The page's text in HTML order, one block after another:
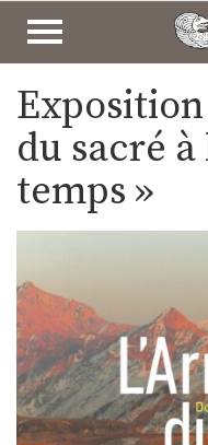
COLLECTIONS
ARCHÉOLOGIE ET
ART DE L’ÉCRIT
ART POPULAIRE
BEAUX ARTS
Exposition
du sacré à
temps »